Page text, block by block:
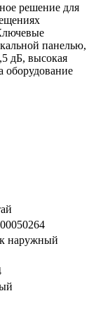
решение для
панелью,
дБ, высокая
оборудование
наружный